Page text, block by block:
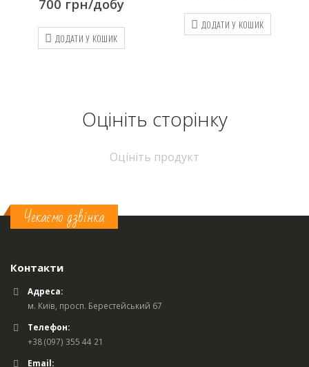
ДОДАТИ У КОШИК ДОДАТИ У КОШИК
Оцініть cторінку
Оцініть продукт
Чекаємо дзвінка
Контакти
Адреса:
м. Київ, просп. Берестейський 67
Телефон:
+38 (097) 355 44 21
Email: